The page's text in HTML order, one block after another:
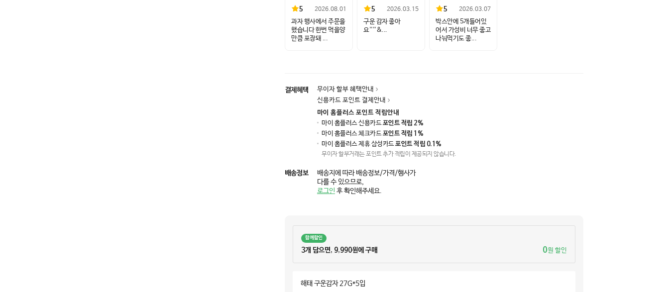
5 2026.08.01
과자 행사에서 주문을
했습니다 한번 먹을양
만큼 포장돼 ...
5 2026.03.15
구운 감자 좋아
요''''&...
5 2026.03.07
박스안에 5개들어있
어서 가성비 너무 좋고
나눠먹기도 좋...
결제혜택
무이자 할부 혜택안내
신용카드 포인트 결제안내
마이 홈플러스 포인트 적립안내
마이 홈플러스 신용카드포인트 적립 2%
마이 홈플러스 체크카드포인트 적립 1%
마이 홈플러스 제휴 삼성카드포인트 적립 0.1%
무이자 할부거래는 포인트 추가 적립이 제공되지 않습니다.
배송정보
배송지에 따라 배송정보/가격/행사가
다를 수 있으므로,
로그인 후 확인해주세요.
함께할인
3개 담으면, 9,990원에 구매 0원 할인
해태 구운감자 27G*5입